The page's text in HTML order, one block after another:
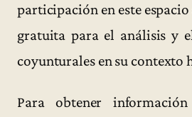
participación en este
gratuita para el análisis y
coyunturales en su contexto
Para obtener